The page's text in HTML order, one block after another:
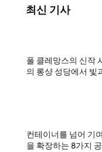
최신 기사
폴 클레망스의 신작
의 롱샹 성당에서 빛
컨테이너를 넘어 기
을 확장하는 8가지